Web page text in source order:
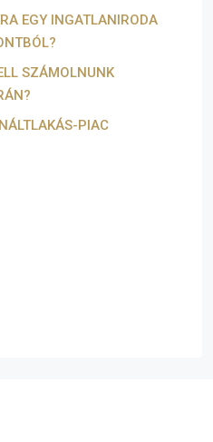
EGY INGATLANIRODA
SZÁMOLNUNK
PIAC